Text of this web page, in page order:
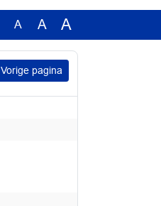
A A A
Vorige pagina